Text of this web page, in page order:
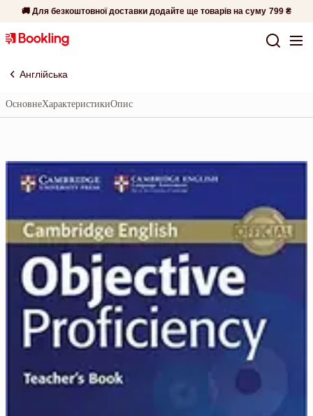
🚚 Для безкоштовної доставки додайте ще товарів на суму 799 ₴
Англійська
ОсновнеХарактеристикиОпис